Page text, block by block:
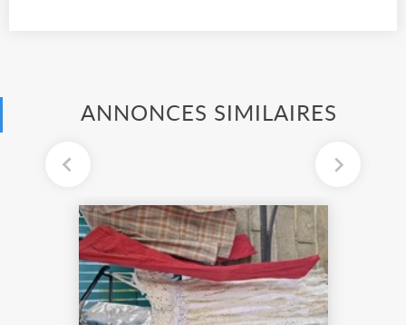
ANNONCES SIMILAIRES